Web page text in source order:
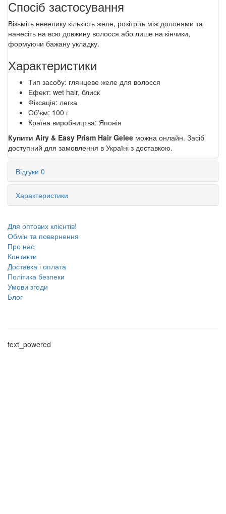
Спосіб застосування
Візьміть невелику кількість желе, розітріть між долонями та
нанесіть на всю довжину волосся або лише на кінчики,
формуючи бажану укладку.
Характеристики
Тип засобу: глянцеве желе для волосся
Ефект: wet hair, блиск
Фіксація: легка
Обʼєм: 100 г
Країна виробництва: Японія
Купити Airy & Easy Prism Hair Gelee можна онлайн. Засіб
доступний для замовлення в Україні з доставкою.
Відгуки 0
Характеристики
Для оптових клієнтів!
Обмін та повернення
Про нас
Контакти
Доставка і оплата
Політика безпеки
Умови згоди
Блог
text_powered